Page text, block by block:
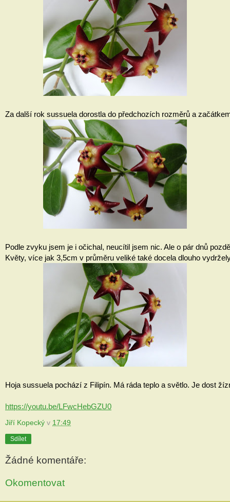
Za další rok sussuela dorostla do předchozích rozměrů a
Podle zvyku jsem je i očichal, neucítil jsem nic. Ale o pár dnů
Květy, více jak 3,5cm v průměru veliké také docela dlouho
Hoja sussuela pochází z Filipín. Má ráda teplo a světlo. Je dost
https://youtu.be/LFwcHebGZU0
Jiří Kopecký v 17:49
Sdílet
Žádné komentáře:
Okomentovat